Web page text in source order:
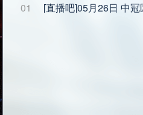
01